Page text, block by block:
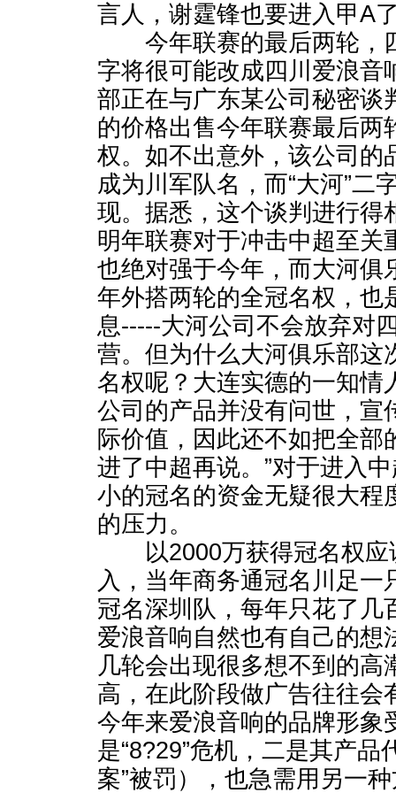
言人，谢霆锋也要进入甲A
今年联赛的最后两轮，
字将很可能改成四川爱浪音
部正在与广东某公司秘密谈
的价格出售今年联赛最后两
权。如不出意外，该公司的
成为川军队名，而“大河”二
现。据悉，这个谈判进行得
明年联赛对于冲击中超至关
也绝对强于今年，而大河俱
年外搭两轮的全冠名权，也
息-----大河公司不会放弃对
营。但为什么大河俱乐部这
名权呢？大连实德的一知情
公司的产品并没有问世，宣
际价值，因此还不如把全部
进了中超再说。”对于进入
小的冠名的资金无疑很大程
的压力。
以2000万获得冠名权应
入，当年商务通冠名川足一
冠名深圳队，每年只花了几
爱浪音响自然也有自己的想
几轮会出现很多想不到的高
高，在此阶段做广告往往会
今年来爱浪音响的品牌形象
是“8?29”危机，二是其产品
案”被罚），也急需用另一